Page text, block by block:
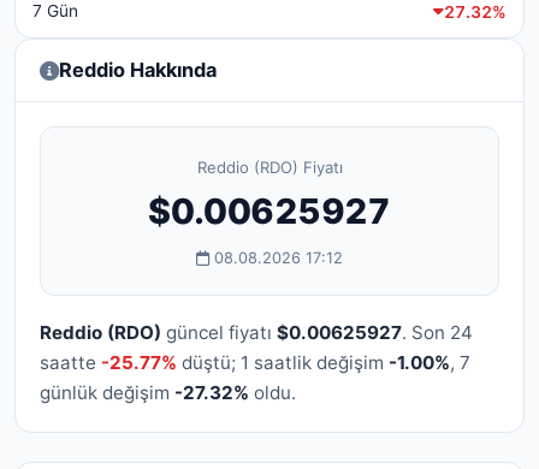
7 Gün 27.32%
Reddio Hakkında
Reddio (RDO) Fiyatı
$0.00625927
08.08.2026 17:12
Reddio (RDO) güncel fiyatı $0.00625927. Son 24
saatte -25.77% düştü; 1 saatlik değişim -1.00%, 7
günlük değişim -27.32% oldu.